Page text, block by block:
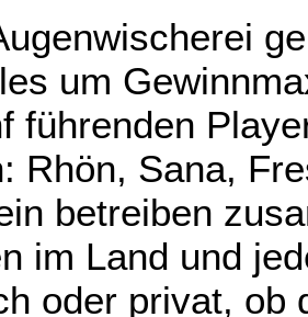
um
führenden
Rhön, Sana,
betreiben
im Land und
oder privat, ob